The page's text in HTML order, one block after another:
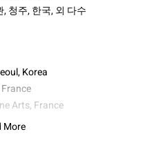
, 청주, 한국, 외 다수
Korea
Arts, France
More